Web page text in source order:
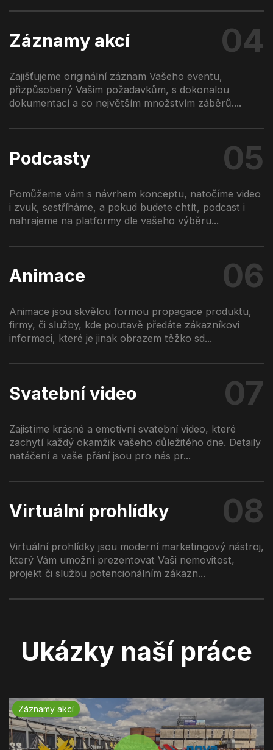
Záznamy akcí 04
Zajišťujeme originální záznam Vašeho eventu,
přizpůsobený Vašim požadavkům, s dokonalou
dokumentací a co největším množstvím záběrů....
Podcasty 05
Pomůžeme vám s návrhem konceptu, natočíme video
i zvuk, sestříháme, a pokud budete chtít, podcast i
nahrajeme na platformy dle vašeho výběru...
Animace 06
Animace jsou skvělou formou propagace produktu,
firmy, či služby, kde poutavě předáte zákazníkovi
informaci, které je jinak obrazem těžko sd...
Svatební video 07
Zajistíme krásné a emotivní svatební video, které
zachytí každý okamžik vašeho důležitého dne. Detaily
natáčení a vaše přání jsou pro nás pr...
Virtuální prohlídky 08
Virtuální prohlídky jsou moderní marketingový nástroj,
který Vám umožní prezentovat Vaši nemovitost,
projekt či službu potencionálním zákazn...
Ukázky naší práce
Záznamy akcí